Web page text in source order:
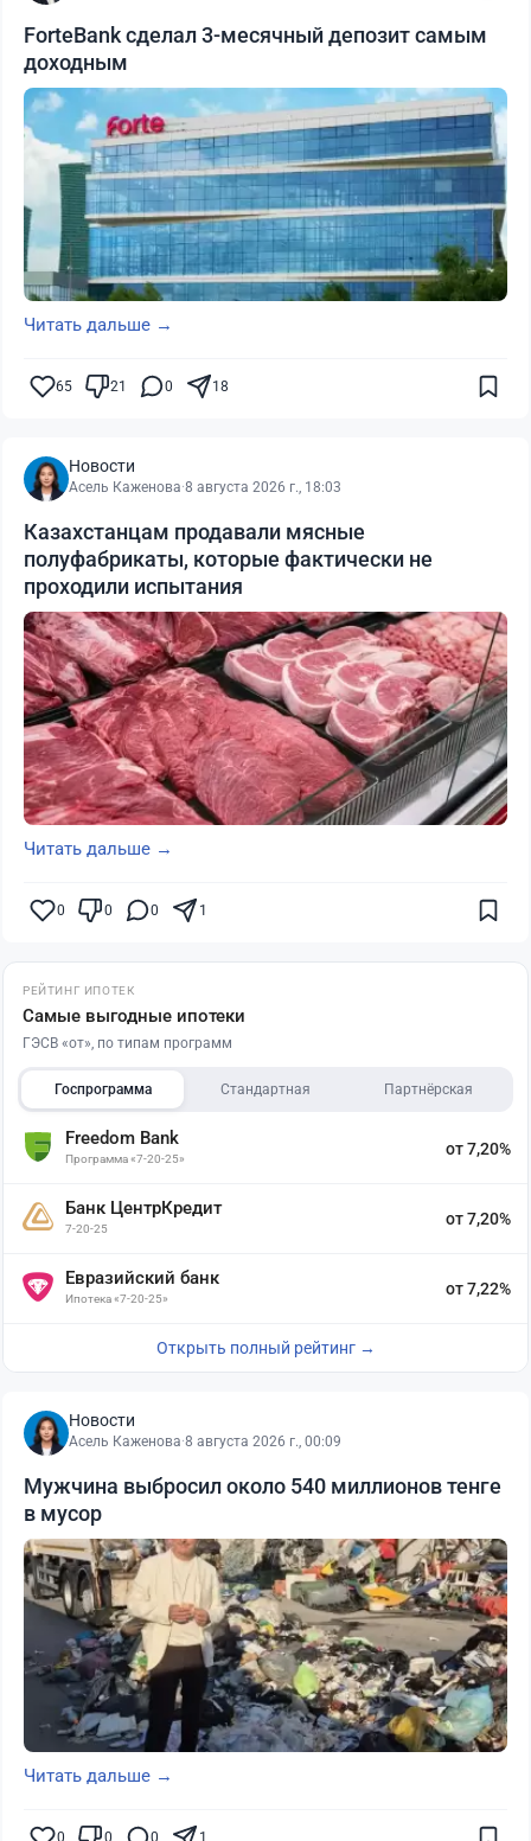
ForteBank сделал 3-месячный депозит самым
доходным
Читать дальше →
65 21 0 18
Новости
Асель Каженова·8 августа 2026 г., 18:03
Казахстанцам продавали мясные
полуфабрикаты, которые фактически не
проходили испытания
Читать дальше →
0 0 0 1
РЕЙТИНГ ИПОТЕК
Самые выгодные ипотеки
ГЭСВ «от», по типам программ
Госпрограмма Стандартная Партнёрская
Freedom Bank
Программа «7-20-25»
от 7,20%
Банк ЦентрКредит
7-20-25
от 7,20%
Евразийский банк
Ипотека «7-20-25»
от 7,22%
Открыть полный рейтинг →
Новости
Асель Каженова·8 августа 2026 г., 00:09
Мужчина выбросил около 540 миллионов тенге
в мусор
Читать дальше →
0 0 0 1